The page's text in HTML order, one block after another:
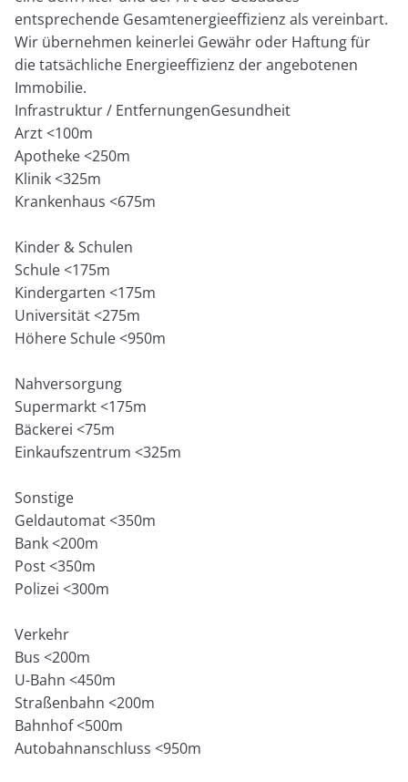
entsprechende Gesamtenergieeffizienz als vereinbart.
Wir übernehmen keinerlei Gewähr oder Haftung für
die tatsächliche Energieeffizienz der angebotenen
Immobilie.
Infrastruktur / EntfernungenGesundheit
Arzt <100m
Apotheke <250m
Klinik <325m
Krankenhaus <675m
Kinder & Schulen
Schule <175m
Kindergarten <175m
Universität <275m
Höhere Schule <950m
Nahversorgung
Supermarkt <175m
Bäckerei <75m
Einkaufszentrum <325m
Sonstige
Geldautomat <350m
Bank <200m
Post <350m
Polizei <300m
Verkehr
Bus <200m
U-Bahn <450m
Straßenbahn <200m
Bahnhof <500m
Autobahnanschluss <950m